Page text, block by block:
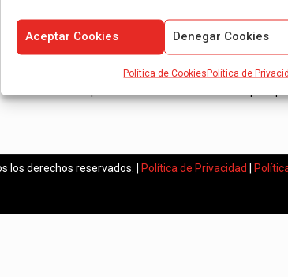
Aceptar Cookies Denegar Cookies
Política de CookiesPolítica de
AOB Auditores es una empresa de
los derechos reservados. | Política de Privacidad